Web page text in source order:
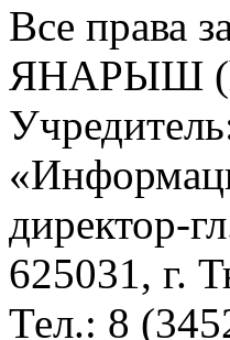
Все права
ЯНАРЫШ
директор-
625031, г.
Тел.: 8